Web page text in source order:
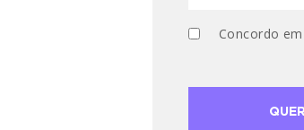
Concordo